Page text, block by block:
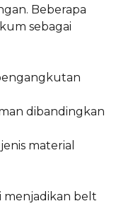
Beberapa
sebagai
dibandingkan
material
belt